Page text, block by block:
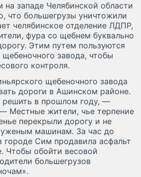
западе Челябинской области
что большегрузы уничтожили
челябинское отделение ЛДПР,
фура со щебнем буквально
Этим путем пользуются
завода, чтобы
контроля.
щебеночного завода
дороги в Ашинском районе.
в прошлом году, —
Местные жители, чье терпение
перекрыли дорогу и не
машинам. За час до
городе Сим продавила асфальт
Чтобы обойти весовой
большегрузов